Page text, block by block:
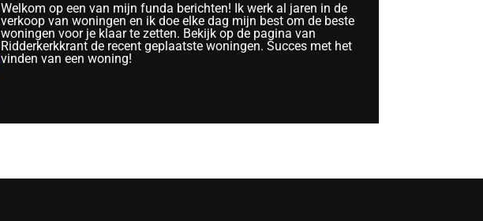
Welkom op een van mijn funda berichten! Ik werk al jaren in de
verkoop van woningen en ik doe elke dag mijn best om de beste
woningen voor je klaar te zetten. Bekijk op de pagina van
Ridderkerkkrant de recent geplaatste woningen. Succes met het
vinden van een woning!